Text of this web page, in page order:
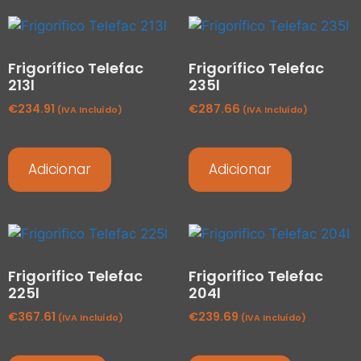
Frigorífico Telefac
213l
€234.91 (IVA Incluído)
Adicionar
Frigorífico Telefac
235l
€287.66 (IVA Incluído)
Adicionar
Frigorifico Telefac
225l
€367.61 (IVA Incluído)
Frigorifico Telefac
204l
€239.69 (IVA Incluído)